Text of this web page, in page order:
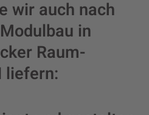
wir auch nach
in
Raum-
liefern: